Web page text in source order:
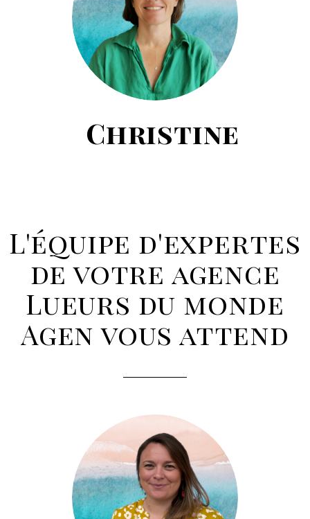
Christine
L'équipe d'expertes
de votre agence
Lueurs du monde
Agen vous attend